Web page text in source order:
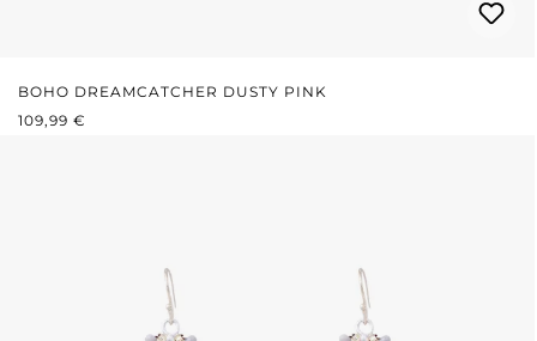
BOHO DREAMCATCHER DUSTY PINK
REGULÄRER PREIS:
109,99 €